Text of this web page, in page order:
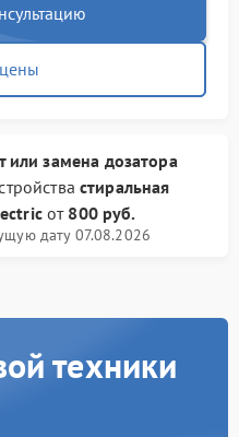
или замена дозатора
стиральная
от 800 руб.
дату 07.08.2026
техники